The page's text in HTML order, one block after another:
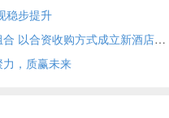
稳步提升
远东发展有限公司扩展新加坡投资组合 以合资收购方式成立新酒店
，质赢未来